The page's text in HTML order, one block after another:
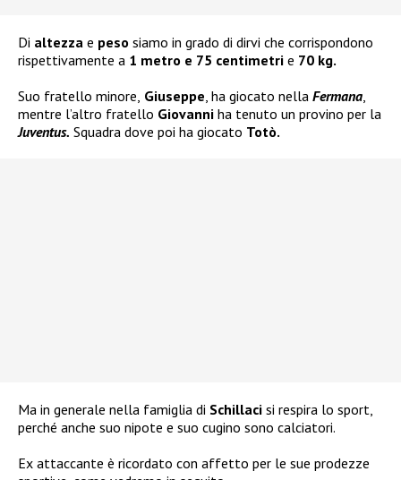
Di altezza e peso siamo in grado di dirvi che corrispondono
rispettivamente a 1 metro e 75 centimetri e 70 kg.
Suo fratello minore, Giuseppe , ha giocato nella Fermana
mentre l’altro fratello Giovanni ha tenuto un provino per la
Juventus. Squadra dove poi ha giocato Totò.
Ma in generale nella famiglia di Schillaci si respira lo sport,
perché anche suo nipote e suo cugino sono calciatori.
Ex attaccante è ricordato con affetto per le sue prodezze